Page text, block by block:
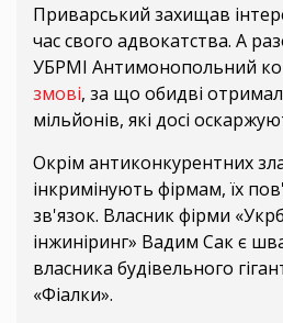
Приварський захищав
час свого адвокатства. А
УБРМІ Антимонопольний
змові, за що обидві
мільйонів, які досі
Окрім антиконкурентних
інкримінують фірмам, їх
зв'язок. Власник фірми
інжиніринг» Вадим Сак є
власника будівельного
«Фіалки».